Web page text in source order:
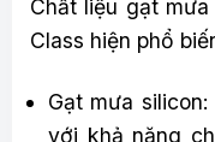
Chất liệu gạt
Class hiện phổ
Gạt mưa
với khả năng